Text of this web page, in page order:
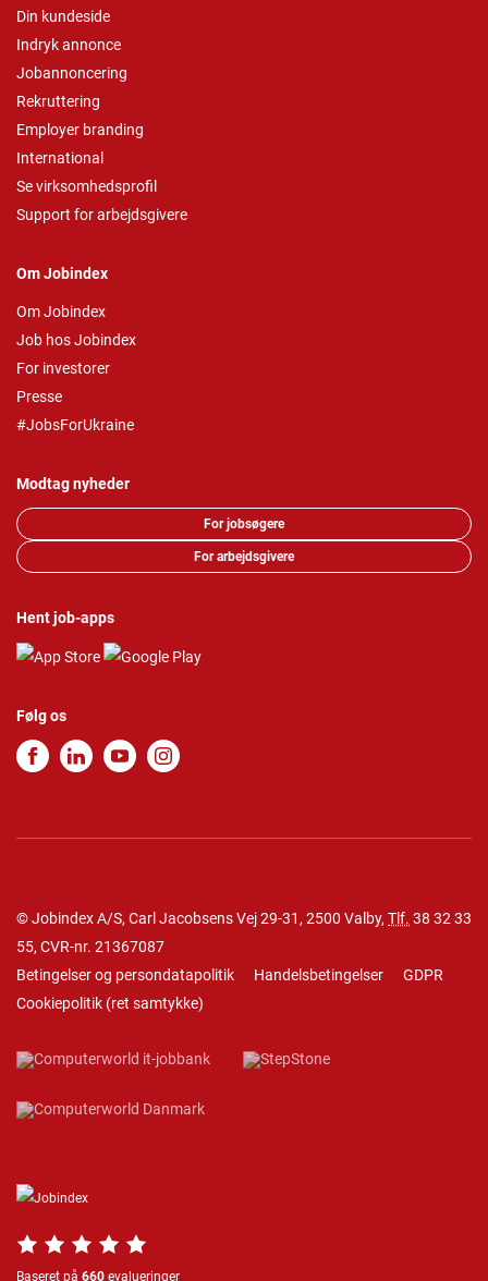
Din kundeside
Indryk annonce
Jobannoncering
Rekruttering
Employer branding
International
Se virksomhedsprofil
Support for arbejdsgivere
Om Jobindex
Om Jobindex
Job hos Jobindex
For investorer
Presse
#JobsForUkraine
Modtag nyheder
For jobsøgere
For arbejdsgivere
Hent job-apps
Følg os
© Jobindex A/S, Carl Jacobsens Vej 29-31, 2500 Valby, Tlf. 38 32 33
55, CVR-nr. 21367087
Betingelser og persondatapolitik
Handelsbetingelser
GDPR
Cookiepolitik (ret samtykke)
Baseret på 660 evalueringer